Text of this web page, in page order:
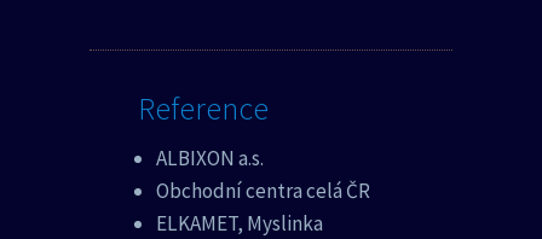
Reference
ALBIXON a.s.
Obchodní centra celá ČR
ELKAMET, Myslinka